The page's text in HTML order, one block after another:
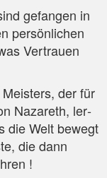
gefan­gen in
per­sön­li­chen
Ver­trau­en
der für
Naza­reth, ler­
die Welt bewegt
die dann
!